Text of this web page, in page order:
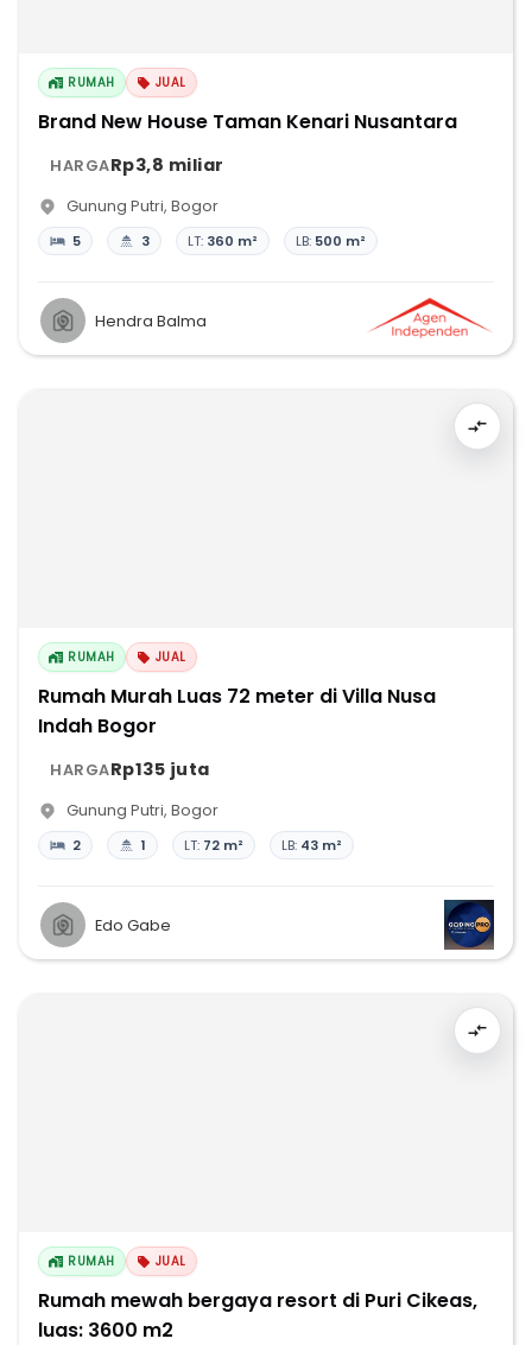
RUMAH JUAL
Brand New House Taman Kenari Nusantara
HARGARp3,8 miliar
Gunung Putri, Bogor
5 3 LT: 360 m² LB: 500 m²
Hendra Balma
RUMAH JUAL
Rumah Murah Luas 72 meter di Villa Nusa
Indah Bogor
HARGARp135 juta
Gunung Putri, Bogor
2 1 LT: 72 m² LB: 43 m²
Edo Gabe
RUMAH JUAL
Rumah mewah bergaya resort di Puri Cikeas,
luas: 3600 m2